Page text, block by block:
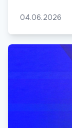
04.06.2026